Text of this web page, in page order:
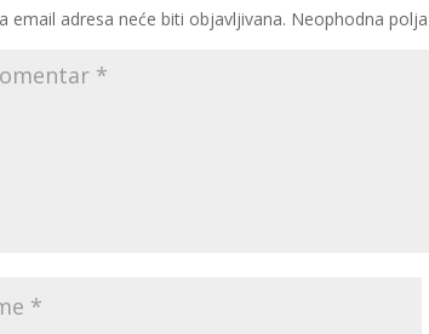
email adresa neće biti objavljivana. Neophodna